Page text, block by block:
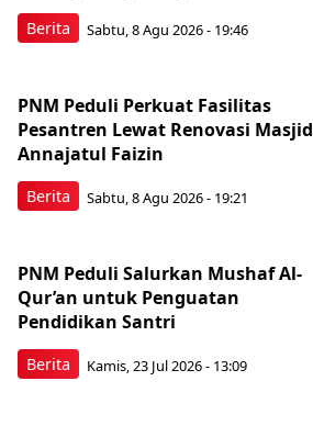
Berita Sabtu, 8 Agu 2026 - 19:46
Berita
PNM Peduli Perkuat Fasilitas
Pesantren Lewat Renovasi Masjid
Annajatul Faizin
Sabtu, 8 Agu 2026 - 19:21
Berita
PNM Peduli Salurkan Mushaf Al-
Qur’an untuk Penguatan
Pendidikan Santri
Kamis, 23 Jul 2026 - 13:09